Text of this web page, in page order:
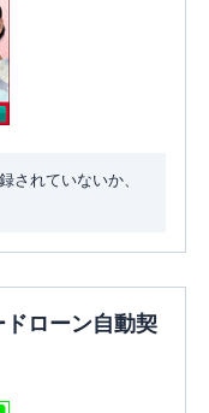
されていないか、
ローン自動契